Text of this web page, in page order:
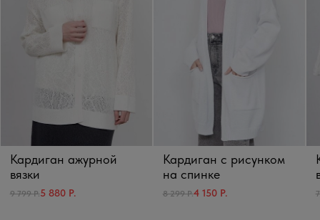
Кардиган ажурной
вязки
9 799 Р.5 880 Р.
Кардиган с рисунком
на спинке
8 299 Р.4 150 Р.